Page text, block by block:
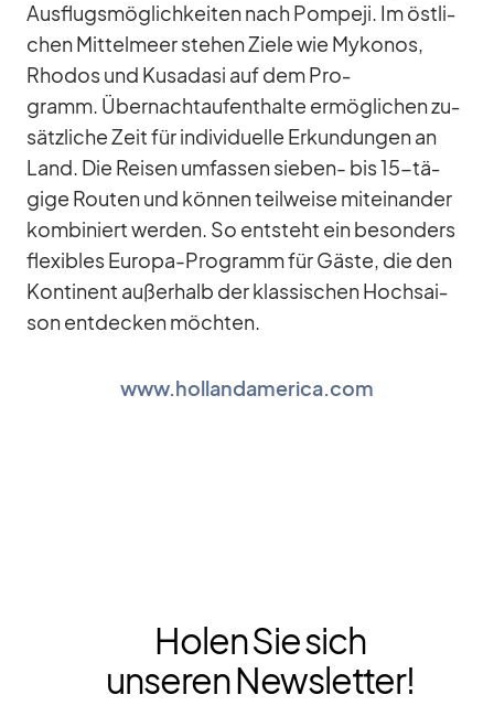
Aus­flugs­mög­lich­kei­ten nach Pom­peji. Im öst­li­
chen Mit­tel­meer ste­hen Ziele wie My­ko­nos,
Rho­dos und Kusa­dasi auf dem Pro­
gramm. Über­nacht­auf­ent­halte er­mög­li­chen zu­
sätz­li­che Zeit für in­di­vi­du­elle Er­kun­dun­gen an
Land. Die Rei­sen um­fas­sen sie­ben- bis 15-tä­
gige Rou­ten und kön­nen teil­weise mit­ein­an­der
kom­bi­niert wer­den. So ent­steht ein be­son­ders
fle­xi­bles Eu­ropa-Pro­gramm für Gäste, die den
Kon­ti­nent au­ßer­halb der klas­si­schen Hoch­sai­
son ent­de­cken möch­ten.
www.hollandamerica.com
Holen Sie sich
unseren Newsletter!